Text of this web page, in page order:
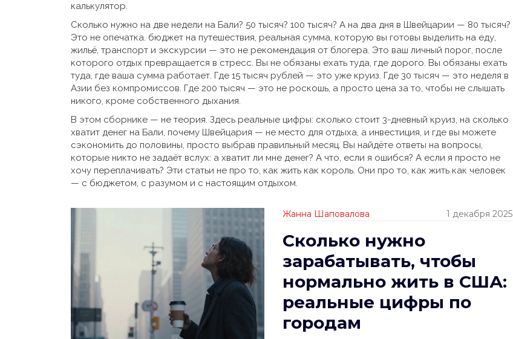
калькулятор.
Сколько нужно на две недели на Бали? 50 тысяч? 100 тысяч? А на два дня в Швейцарии — 80 тысяч?
Это не опечатка. бюджет на путешествия, реальная сумма, которую вы готовы выделить на еду,
жильё, транспорт и экскурсии — это не рекомендация от блогера. Это ваш личный порог, после
которого отдых превращается в стресс. Вы не обязаны ехать туда, где дорого. Вы обязаны ехать
туда, где ваша сумма работает. Где 15 тысяч рублей — это уже круиз. Где 30 тысяч — это неделя в
Азии без компромиссов. Где 200 тысяч — это не роскошь, а просто цена за то, чтобы не слышать
никого, кроме собственного дыхания.
В этом сборнике — не теория. Здесь реальные цифры: сколько стоит 3-дневный круиз, на сколько
хватит денег на Бали, почему Швейцария — не место для отдыха, а инвестиция, и где вы можете
сэкономить до половины, просто выбрав правильный месяц. Вы найдёте ответы на вопросы,
которые никто не задаёт вслух: а хватит ли мне денег? А что, если я ошибся? А если я просто не
хочу переплачивать? Эти статьи не про то, как жить как король. Они про то, как жить как человек
— с бюджетом, с разумом и с настоящим отдыхом.
Жанна Шаповалова 1 декабря 2025
Сколько нужно
зарабатывать, чтобы
нормально жить в США:
реальные цифры по
городам